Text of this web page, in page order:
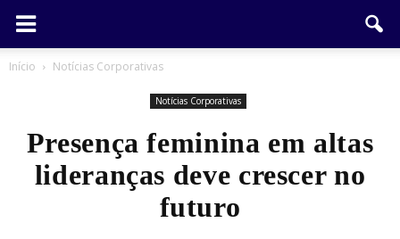
Início Notícias Corporativas
Notícias Corporativas
Presença feminina em altas
lideranças deve crescer no
futuro